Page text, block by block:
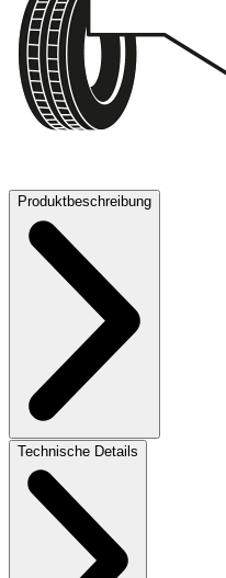
Produktbeschreibung
Technische Details